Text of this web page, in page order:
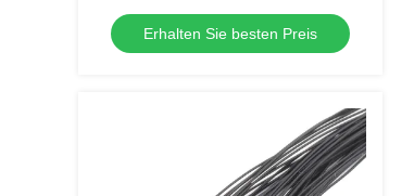
1000+ Stück Bestellungen
Erhalten Sie besten Preis